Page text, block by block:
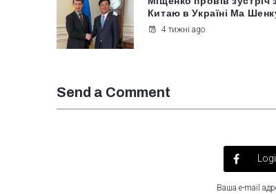
Китаю в Україні Ма
4 тижні ago
Send a Comment
Ваша e-mail